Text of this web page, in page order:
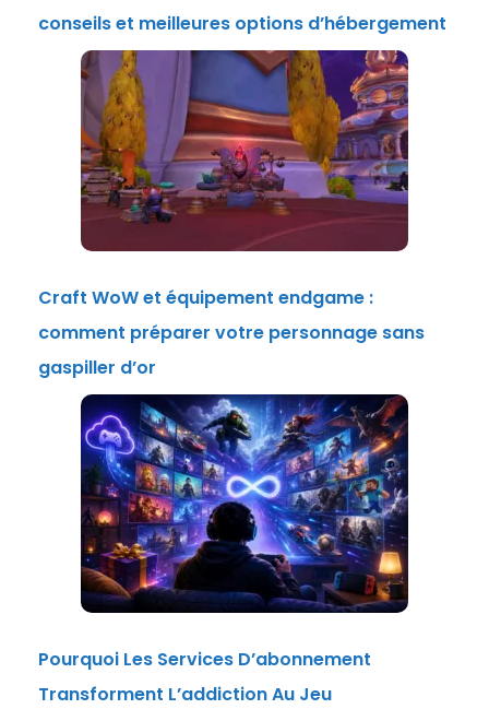
conseils et meilleures options d’hébergement
Craft WoW et équipement endgame :
comment préparer votre personnage sans
gaspiller d’or
Pourquoi Les Services D’abonnement
Transforment L’addiction Au Jeu